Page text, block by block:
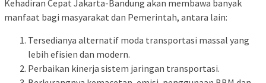
Kehadiran Cepat Jakarta-Bandung akan membawa banyak
manfaat bagi masyarakat dan Pemerintah, antara lain:
Tersedianya alternatif moda transportasi massal yang
lebih efisien dan modern.
Perbaikan kinerja sistem jaringan transportasi.